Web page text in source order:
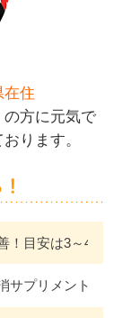
在住
方に元気で
ります。
目安は3～4か月
サプリメント